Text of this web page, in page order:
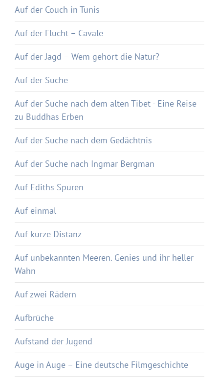
Auf der Couch in Tunis
Auf der Flucht – Cavale
Auf der Jagd – Wem gehört die Natur?
Auf der Suche
Auf der Suche nach dem alten Tibet - Eine Reise
zu Buddhas Erben
Auf der Suche nach dem Gedächtnis
Auf der Suche nach Ingmar Bergman
Auf Ediths Spuren
Auf einmal
Auf kurze Distanz
Auf unbekannten Meeren. Genies und ihr heller
Wahn
Auf zwei Rädern
Aufbrüche
Aufstand der Jugend
Auge in Auge – Eine deutsche Filmgeschichte